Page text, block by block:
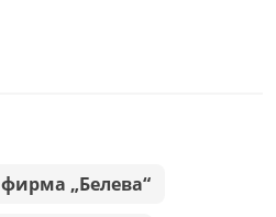
фирма „Белева“